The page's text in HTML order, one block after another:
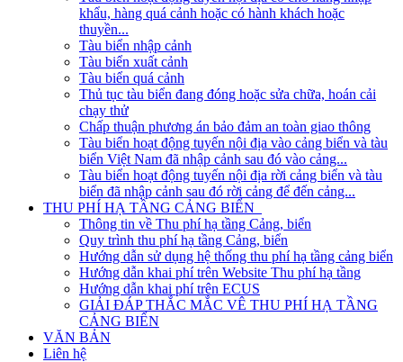
khẩu, hàng quá cảnh hoặc có hành khách hoặc
thuyền...
Tàu biển nhập cảnh
Tàu biển xuất cảnh
Tàu biển quá cảnh
Thủ tục tàu biển đang đóng hoặc sửa chữa, hoán cải
chạy thử
Chấp thuận phương án bảo đảm an toàn giao thông
Tàu biển hoạt động tuyến nội địa vào cảng biển và tàu
biển Việt Nam đã nhập cảnh sau đó vào cảng...
Tàu biển hoạt động tuyến nội địa rời cảng biển và tàu
biển đã nhập cảnh sau đó rời cảng để đến cảng...
THU PHÍ HẠ TẦNG CẢNG BIỂN
Thông tin về Thu phí hạ tầng Cảng, biển
Quy trình thu phí hạ tầng Cảng, biển
Hướng dẫn sử dụng hệ thống thu phí hạ tầng cảng biển
Hướng dẫn khai phí trên Website Thu phí hạ tầng
Hướng dẫn khai phí trên ECUS
GIẢI ĐÁP THẮC MẮC VÊ THU PHÍ HẠ TẦNG
CẢNG BIỂN
VĂN BẢN
Liên hệ